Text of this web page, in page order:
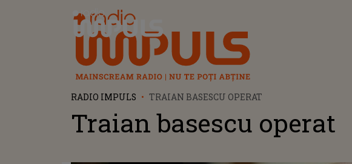
Radio Impuls
RADIO IMPULS TRAIAN BASESCU OPERAT
Traian basescu operat